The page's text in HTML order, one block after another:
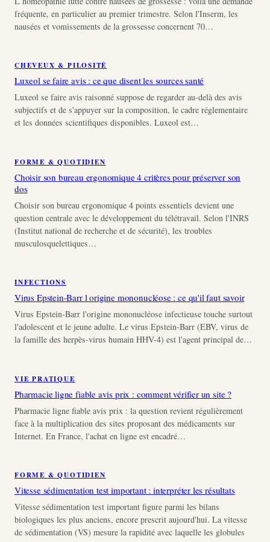
fréquente, en particulier au premier trimestre. Selon l'Inserm, les
nausées et vomissements de la grossesse concernent 70…
CHEVEUX & PILOSITÉ
Luxeol se faire avis : ce que disent les sources santé
Luxeol se faire avis raisonné suppose de regarder au-delà des avis
subjectifs et de s'appuyer sur la composition, le cadre réglementaire
et les données scientifiques disponibles. Luxeol est…
FORME & QUOTIDIEN
Choisir son bureau ergonomique 4 critères pour préserver son
dos
Choisir son bureau ergonomique 4 points essentiels devient une
question centrale avec le développement du télétravail. Selon l'INRS
(Institut national de recherche et de sécurité), les troubles
musculosquelettiques…
INFECTIONS
Virus Epstein-Barr l origine mononucléose : ce qu'il faut savoir
Virus Epstein-Barr l'origine mononucléose infectieuse touche surtout
l'adolescent et le jeune adulte. Le virus Epstein-Barr (EBV, virus de
la famille des herpès-virus humain HHV-4) est l'agent principal de…
VIE PRATIQUE
Pharmacie ligne fiable avis prix : comment vérifier un site ?
Pharmacie ligne fiable avis prix : la question revient régulièrement
face à la multiplication des sites proposant des médicaments sur
Internet. En France, l'achat en ligne est encadré…
FORME & QUOTIDIEN
Vitesse sédimentation test important : interpréter les résultats
Vitesse sédimentation test important figure parmi les bilans
biologiques les plus anciens, encore prescrit aujourd'hui. La vitesse
de sédimentation (VS) mesure la rapidité avec laquelle les globules